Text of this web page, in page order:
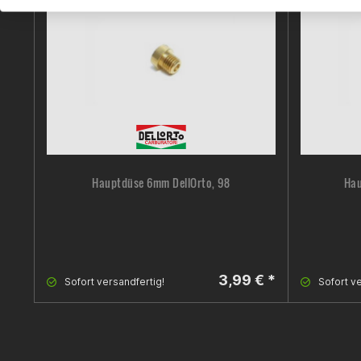
Hauptdüse 6mm DellOrto, 98
Sofort versandfertig! 3,99 € * Sofort